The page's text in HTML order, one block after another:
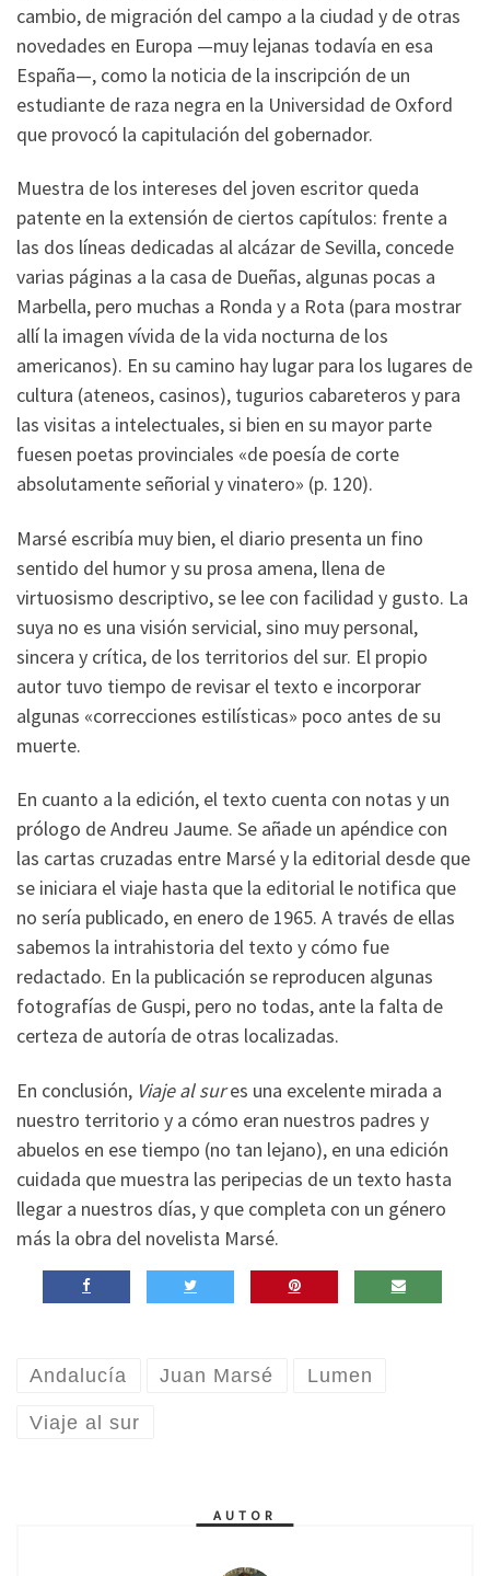
cambio, de migración del campo a la ciudad y de otras
novedades en Europa ­—muy lejanas todavía en esa
España—, como la noticia de la inscripción de un
estudiante de raza negra en la Universidad de Oxford
que provocó la capitulación del gobernador.
Muestra de los intereses del joven escritor queda
patente en la extensión de ciertos capítulos: frente a
las dos líneas dedicadas al alcázar de Sevilla, concede
varias páginas a la casa de Dueñas, algunas pocas a
Marbella, pero muchas a Ronda y a Rota (para mostrar
allí la imagen vívida de la vida nocturna de los
americanos). En su camino hay lugar para los lugares de
cultura (ateneos, casinos), tugurios cabareteros y para
las visitas a intelectuales, si bien en su mayor parte
fuesen poetas provinciales «de poesía de corte
absolutamente señorial y vinatero» (p. 120).
Marsé escribía muy bien, el diario presenta un fino
sentido del humor y su prosa amena, llena de
virtuosismo descriptivo, se lee con facilidad y gusto. La
suya no es una visión servicial, sino muy personal,
sincera y crítica, de los territorios del sur. El propio
autor tuvo tiempo de revisar el texto e incorporar
algunas «correcciones estilísticas» poco antes de su
muerte.
En cuanto a la edición, el texto cuenta con notas y un
prólogo de Andreu Jaume. Se añade un apéndice con
las cartas cruzadas entre Marsé y la editorial desde que
se iniciara el viaje hasta que la editorial le notifica que
no sería publicado, en enero de 1965. A través de ellas
sabemos la intrahistoria del texto y cómo fue
redactado. En la publicación se reproducen algunas
fotografías de Guspi, pero no todas, ante la falta de
certeza de autoría de otras localizadas.
En conclusión, Viaje al sures una excelente mirada a
nuestro territorio y a cómo eran nuestros padres y
abuelos en ese tiempo (no tan lejano), en una edición
cuidada que muestra las peripecias de un texto hasta
llegar a nuestros días, y que completa con un género
más la obra del novelista Marsé.
Andalucía Juan Marsé Lumen
Viaje al sur
AUTOR